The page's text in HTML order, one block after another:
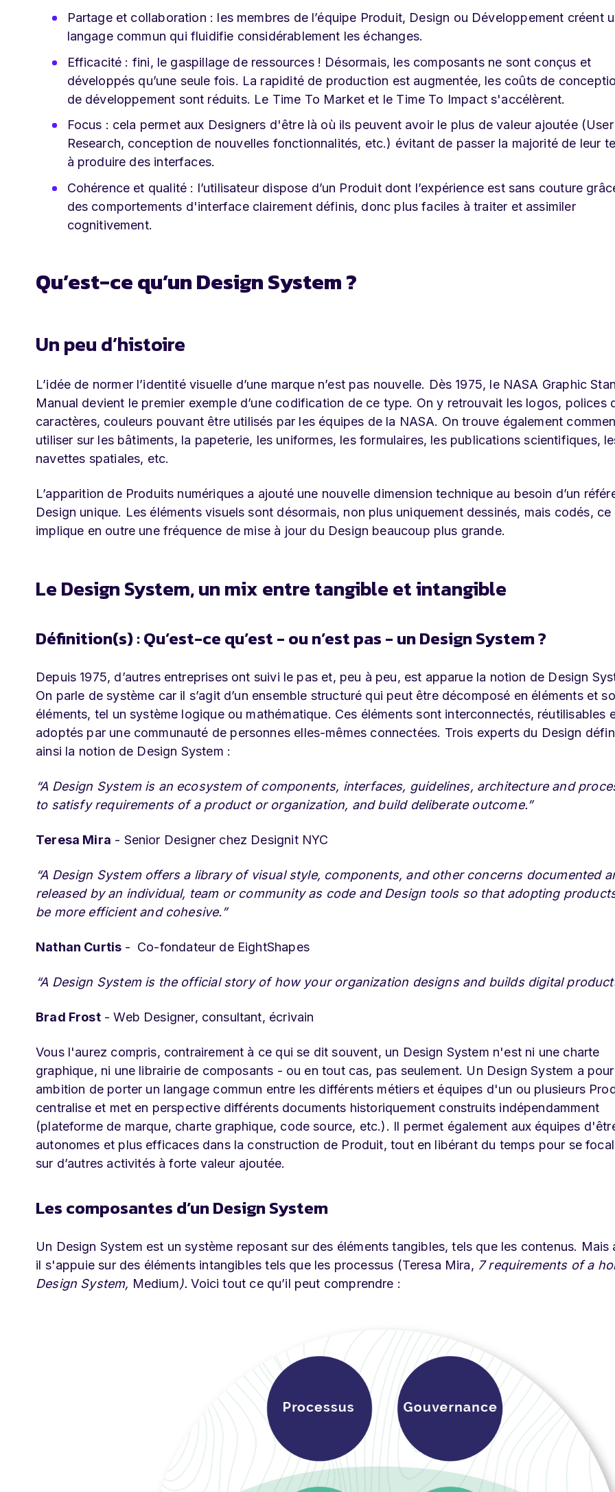
Partage et collaboration : les membres de l’équipe Produit, Design ou Développement créent
langage commun qui fluidifie considérablement les échanges.
Efficacité : fini, le gaspillage de ressources ! Désormais, les composants ne sont conçus et
développés qu’une seule fois. La rapidité de production est augmentée, les coûts de
de développement sont réduits. Le Time To Market et le Time To Impact s'accélèrent.
Focus : cela permet aux Designers d'être là où ils peuvent avoir le plus de valeur ajoutée (User
Research, conception de nouvelles fonctionnalités, etc.) évitant de passer la majorité de leur
à produire des interfaces.
Cohérence et qualité : l’utilisateur dispose d’un Produit dont l’expérience est sans couture
des comportements d'interface clairement définis, donc plus faciles à traiter et assimiler
cognitivement.
Qu’est-ce qu’un Design System ?
Un peu d’histoire
L’idée de normer l’identité visuelle d’une marque n’est pas nouvelle. Dès 1975, le NASA Graphic
Manual devient le premier exemple d’une codification de ce type. On y retrouvait les logos, polices
caractères, couleurs pouvant être utilisés par les équipes de la NASA. On trouve également
utiliser sur les bâtiments, la papeterie, les uniformes, les formulaires, les publications scientifiques,
navettes spatiales, etc.
L’apparition de Produits numériques a ajouté une nouvelle dimension technique au besoin d’un
Design unique. Les éléments visuels sont désormais, non plus uniquement dessinés, mais codés, ce
implique en outre une fréquence de mise à jour du Design beaucoup plus grande.
Le Design System, un mix entre tangible et intangible
Définition(s) : Qu’est-ce qu’est - ou n’est pas - un Design System ?
Depuis 1975, d’autres entreprises ont suivi le pas et, peu à peu, est apparue la notion de Design
On parle de système car il s’agit d’un ensemble structuré qui peut être décomposé en éléments et
éléments, tel un système logique ou mathématique. Ces éléments sont interconnectés, réutilisables
adoptés par une communauté de personnes elles-mêmes connectées. Trois experts du Design
ainsi la notion de Design System :
“A Design System is an ecosystem of components, interfaces, guidelines, architecture and
to satisfy requirements of a product or organization, and build deliberate outcome.”
Teresa Mira - Senior Designer chez Designit NYC
“A Design System offers a library of visual style, components, and other concerns documented
released by an individual, team or community as code and Design tools so that adopting
be more efficient and cohesive.”
Nathan Curtis - Co-fondateur de EightShapes
“A Design System is the official story of how your organization designs and builds digital
Brad Frost- Web Designer, consultant, écrivain
Vous l'aurez compris, contrairement à ce qui se dit souvent, un Design System n'est ni une charte
graphique, ni une librairie de composants - ou en tout cas, pas seulement. Un Design System a pour
ambition de porter un langage commun entre les différents métiers et équipes d'un ou plusieurs
centralise et met en perspective différents documents historiquement construits indépendamment
(plateforme de marque, charte graphique, code source, etc.). Il permet également aux équipes
autonomes et plus efficaces dans la construction de Produit, tout en libérant du temps pour se
sur d’autres activités à forte valeur ajoutée.
Les composantes d’un Design System
Un Design System est un système reposant sur des éléments tangibles, tels que les contenus. Mais
il s'appuie sur des éléments intangibles tels que les processus (Teresa Mira, 7 requirements of a
Design System, Medium).Voici tout ce qu’il peut comprendre :